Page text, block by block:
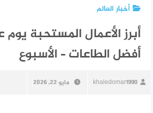
أخبار العالم
أبرز الأعمال المستحبة
أفضل الطاعات – الأسبوع
khaledomar1990 مايو 22, 2026